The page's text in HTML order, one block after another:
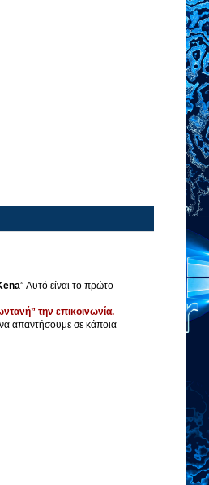
” Αυτό είναι το πρώτο
την επικοινωνία.
απαντήσουμε σε κάποια